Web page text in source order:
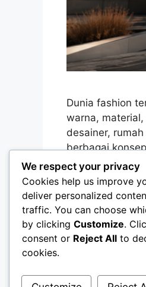
Dunia fashion
warna,
desainer,
berbagai
dunia. Tidak
more
Categories
Fashion & Style
Tags
Barbarakeal
masa depan,
outfit kekinian
,
We respect your privacy
Cookies help us improve
deliver personalized
traffic. You can choose
by clicking Customize.
consent or Reject All to
cookies.